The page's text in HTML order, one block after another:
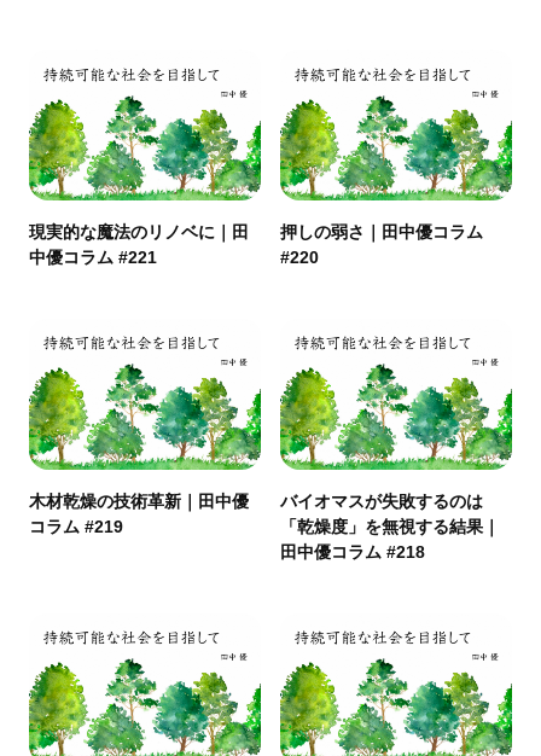
現実的な魔法のリノベに｜田
中優コラム #221
押しの弱さ｜田中優コラム
#220
木材乾燥の技術革新｜田中優
コラム #219
バイオマスが失敗するのは
「乾燥度」を無視する結果｜
田中優コラム #218